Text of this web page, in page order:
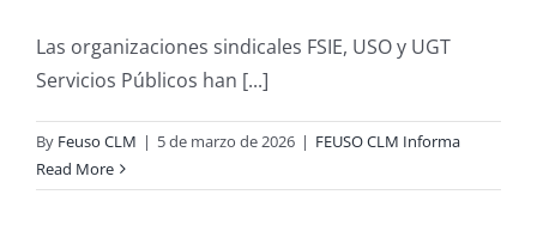
Las organizaciones sindicales FSIE, USO y UGT
Servicios Públicos han [...]
By Feuso CLM | 5 de marzo de 2026 | FEUSO CLM Informa
Read More